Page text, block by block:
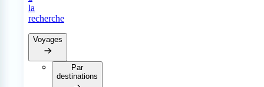
la
recherche
Voyages
Par
destinations